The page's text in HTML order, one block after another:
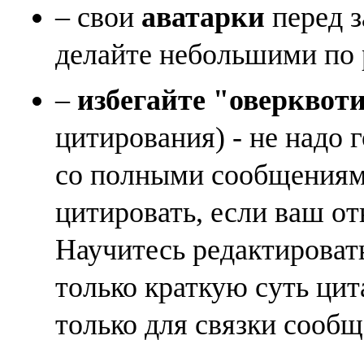
– свои аватарки перед
делайте небольшими по
– избегайте
цитирования) - не надо
со полными
цитировать, если ваш
Научитесь
только краткую суть
только для связки